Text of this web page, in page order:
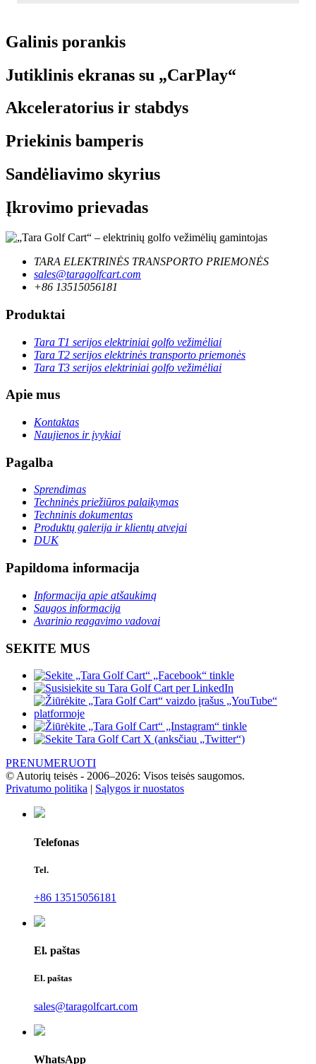
Galinis porankis
Jutiklinis ekranas su „CarPlay“
Akceleratorius ir stabdys
Priekinis bamperis
Sandėliavimo skyrius
Įkrovimo prievadas
TARA ELEKTRINĖS TRANSPORTO PRIEMONĖS
sales@taragolfcart.com
+86 13515056181
Produktai
Tara T1 serijos elektriniai golfo vežimėliai
Tara T2 serijos elektrinės transporto priemonės
Tara T3 serijos elektriniai golfo vežimėliai
Apie mus
Kontaktas
Naujienos ir įvykiai
Pagalba
Sprendimas
Techninės priežiūros palaikymas
Techninis dokumentas
Produktų galerija ir klientų atvejai
DUK
Papildoma informacija
Informacija apie atšaukimą
Saugos informacija
Avarinio reagavimo vadovai
SEKITE MUS
PRENUMERUOTI
© Autorių teisės - 2006–2026: Visos teisės saugomos.
Privatumo politika | Sąlygos ir nuostatos
Telefonas
Tel.
+86 13515056181
El. paštas
El. paštas
sales@taragolfcart.com
WhatsApp